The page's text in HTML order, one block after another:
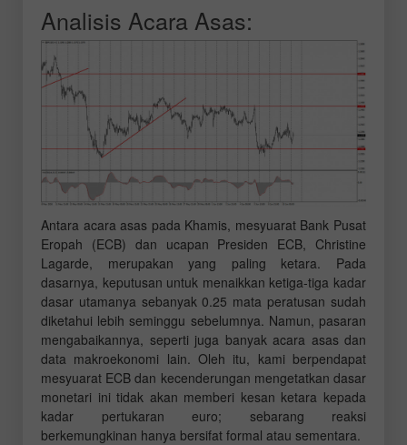
Analisis Acara Asas:
Antara acara asas pada Khamis, mesyuarat Bank Pusat
Eropah (ECB) dan ucapan Presiden ECB, Christine
Lagarde, merupakan yang paling ketara. Pada
dasarnya, keputusan untuk menaikkan ketiga-tiga kadar
dasar utamanya sebanyak 0.25 mata peratusan sudah
diketahui lebih seminggu sebelumnya. Namun, pasaran
mengabaikannya, seperti juga banyak acara asas dan
data makroekonomi lain. Oleh itu, kami berpendapat
mesyuarat ECB dan kecenderungan mengetatkan dasar
monetari ini tidak akan memberi kesan ketara kepada
kadar pertukaran euro; sebarang reaksi
berkemungkinan hanya bersifat formal atau sementara.